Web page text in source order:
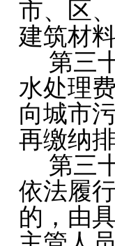
市、区
建筑材
第三
水处理
向城市
再缴纳
第三
依法履
的，由